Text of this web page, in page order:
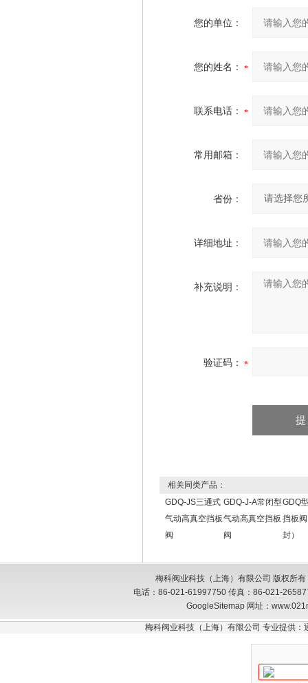
您的单位：
您的姓名：
联系电话：
常用邮箱：
省份：
详细地址：
补充说明：
验证码：
相关同类产品：
GDQ-JS三通式
气动高真空挡板
阀
GDQ-J-A常闭型
气动高真空挡板
阀
GDQ
挡板
封）
梅科阀业科技（上海）有限公司 版权所
电话：86-021-61997750 传真：86-021-
GoogleSitemap网址：
梅科阀业科技（上海）有限公司 专业提供